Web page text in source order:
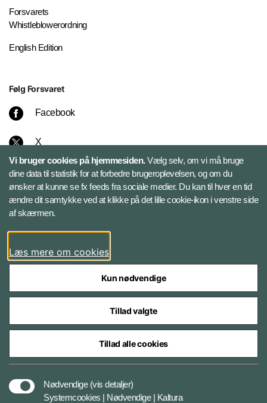
Forsvarets
Whistleblowerordning
English Edition
Følg Forsvaret
Facebook
X
Instagram
Bluesky
LinkedIn
Styrelser og myndigheder under Forsvarsministeriet
Vi bruger cookies på hjemmesiden.Vælg selv, om vi må bruge
dine data til statistik for at forbedre brugeroplevelsen, og om du
ønsker at kunne se fx feeds fra sociale medier. Du kan til hver en tid
ændre dit samtykke ved at klikke på det lille cookie-ikon i venstre side
af skærmen.
Læs mere om cookies
Kun nødvendige
Tillad valgte
Tillad alle cookies
Nødvendige (vis detaljer)
Systemcookies | Nødvendige | Kaltura